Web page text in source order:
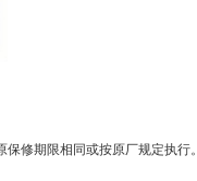
保修期限相同或按原厂规定执行